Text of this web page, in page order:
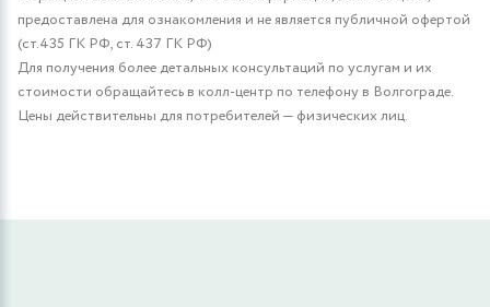
предоставлена для ознакомления и не является публичной офертой
(ст.435 ГК РФ, cт. 437 ГК РФ)
Для получения более детальных консультаций по услугам и их
стоимости обращайтесь в колл-центр по телефону в Волгограде.
Цены действительны для потребителей — физических лиц.